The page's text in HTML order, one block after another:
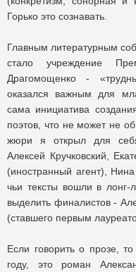
Горько это сознавать.
Главным литературным
стало учреждение
Драгомощенко -
оказался важным для
сама инициатива
поэтов, что не может не
жюри я открыл для
Алексей Кручковский,
(иностранный агент),
чьи тексты вошли в лонг-
выделить финалистов -
(ставшего первым
Если говорить о прозе,
году, это роман